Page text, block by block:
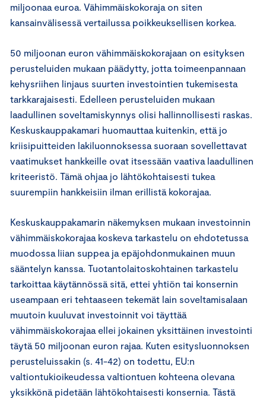
miljoonaa euroa. Vähimmäiskokoraja on siten
kansainvälisessä vertailussa poikkeuksellisen korkea.
50 miljoonan euron vähimmäiskokorajaan on esityksen
perusteluiden mukaan päädytty, jotta toimeenpannaan
kehysriihen linjaus suurten investointien tukemisesta
tarkkarajaisesti. Edelleen perusteluiden mukaan
laadullinen soveltamiskynnys olisi hallinnollisesti raskas.
Keskuskauppakamari huomauttaa kuitenkin, että jo
kriisipuitteiden lakiluonnoksessa suoraan sovellettavat
vaatimukset hankkeille ovat itsessään vaativa laadullinen
kriteeristö. Tämä ohjaa jo lähtökohtaisesti tukea
suurempiin hankkeisiin ilman erillistä kokorajaa.
Keskuskauppakamarin näkemyksen mukaan investoinnin
vähimmäiskokorajaa koskeva tarkastelu on ehdotetussa
muodossa liian suppea ja epäjohdonmukainen muun
sääntelyn kanssa. Tuotantolaitoskohtainen tarkastelu
tarkoittaa käytännössä sitä, ettei yhtiön tai konsernin
useampaan eri tehtaaseen tekemät lain soveltamisalaan
muutoin kuuluvat investoinnit voi täyttää
vähimmäiskokorajaa ellei jokainen yksittäinen investointi
täytä 50 miljoonan euron rajaa. Kuten esitysluonnoksen
perusteluissakin (s. 41-42) on todettu, EU:n
valtiontukioikeudessa valtiontuen kohteena olevana
yksikkönä pidetään lähtökohtaisesti konsernia. Tästä